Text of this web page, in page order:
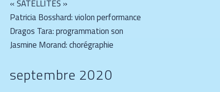
« SATELLITES »
Patricia Bosshard: violon performance
Dragos Tara: programmation son
Jasmine Morand: chorégraphie
septembre 2020